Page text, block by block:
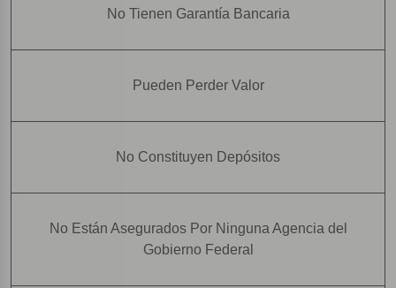
No Tienen Garantía Bancaria
Pueden Perder Valor
No Constituyen Depósitos
No Están Asegurados Por Ninguna Agencia del
Gobierno Federal